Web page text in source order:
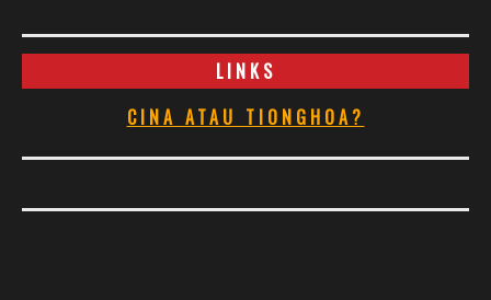
LINKS
CINA ATAU TIONGHOA?